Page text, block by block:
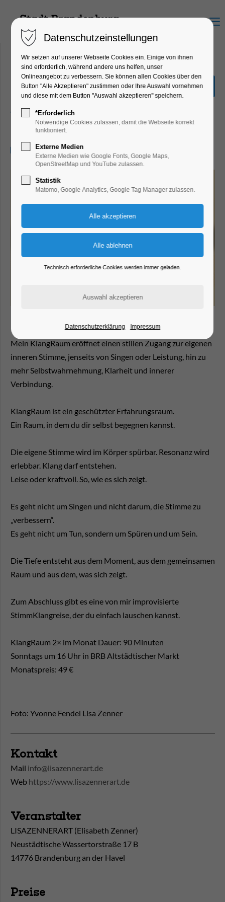
Menu
KlangRaum - Stimme.
Klang. Körper. mit Lisa
Zenner
Workshop
26.04.2026, 16:00–17:30
Mein KlangRaum eröffnet einen stillen Zugang zur eigenen
inneren Stimme, jenseits von Singen oder Leistung, hin zu
mehr Selbstwahrnehmung, Klarheit und innerer
Verbindung.
KlangRaum ist ein geschützter Erfahrungsraum.
Ein Raum, in dem du dir selbst begegnen kannst.
Die eigene Stimme wird im Körper spürbar. Resonanz wird
erlebbar. Klang darf entstehen.
Leise oder kraftvoll. So, wie es sich zeigt.
Es geht nicht um Singen und nicht darum, die Stimme zu
„verbessern“.
Es geht nicht um Tun, sondern um Spüren und um Sein.
Die Tiefe entsteht aus dem Moment, aus dem gemeinsamen
Raum und aus dem, was sich zeigt.
Zum Abschluss gibt es eine von mir improvisierte
StimmKlangreise, der du einfach lauschen kannst.
KlangRaum 2× im Monat Dauer: 90 Minuten
Sonntags um 16 Uhr in BRB Altstädtischer Markt
Monatspreis: 49 €
Foto: Yvonne Fendel Lisa Zenner
Kontakt
Mail info@lisazennerart.de
Web https://www.lisazennerart.de
Veranstalter
LISAZENNERART (Elisabeth Zenner)
Neustädtische Wassertorstraße 17 B
14776 Brandenburg an der Havel
Preise
Datenschutzeinstellungen
Wir setzen auf unserer Webseite Cookies ein. Einige von ihnen
sind erforderlich, während andere uns helfen, unser
Onlineangebot zu verbessern. Sie können allen Cookies über den
Button "Alle Akzeptieren" zustimmen oder Ihre Auswahl vornehmen
und diese mit dem Button "Auswahl akzeptieren" speichern.
*Erforderlich
Notwendige Cookies zulassen, damit die Webseite korrekt
funktioniert.
Externe Medien
Externe Medien wie Google Fonts, Google Maps,
OpenStreetMap und YouTube zulassen.
Statistik
Matomo, Google Analytics, Google Tag Manager zulassen.
Technisch erforderliche Cookies werden immer geladen.
Datenschutzerklärung Impressum